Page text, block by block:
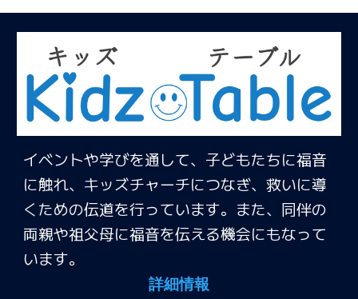
イベントや学びを通して、子どもたちに福音
に触れ、キッズチャーチにつなぎ、救いに導
くための伝道を行っています。また、同伴の
両親や祖父母に福音を伝える機会にもなって
います。
詳細情報